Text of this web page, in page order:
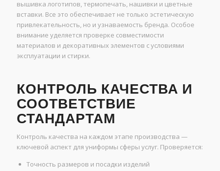
вышивка логотипов, термопечать, нашивки и цветные
вставки. Все это обеспечивает не только эстетическую
привлекательность, но и узнаваемость бренда. Особое
внимание уделяется проверке совместимости
материалов и декоративных элементов с условиями
эксплуатации и стирки.
КОНТРОЛЬ КАЧЕСТВА И
СООТВЕТСТВИЕ
СТАНДАРТАМ
Контроль качества на каждом этапе производства —
ключевой аспект для униформы сферы услуг. Проверяется:
Точность размеров и посадки изделий